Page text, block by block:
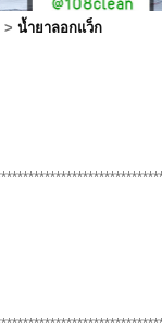
> น้ำยาลอกแว็ก